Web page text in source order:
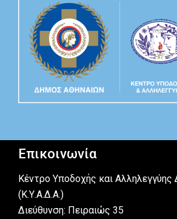
Επικοινωνία
Κέντρο Υποδοχής και
(Κ.Υ.Α.Δ.Α.)
Διεύθυνση: Πειραιώς 35